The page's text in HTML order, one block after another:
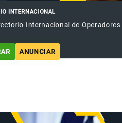
INTERNACIONAL
Internacional de Operadores
ANUNCIAR